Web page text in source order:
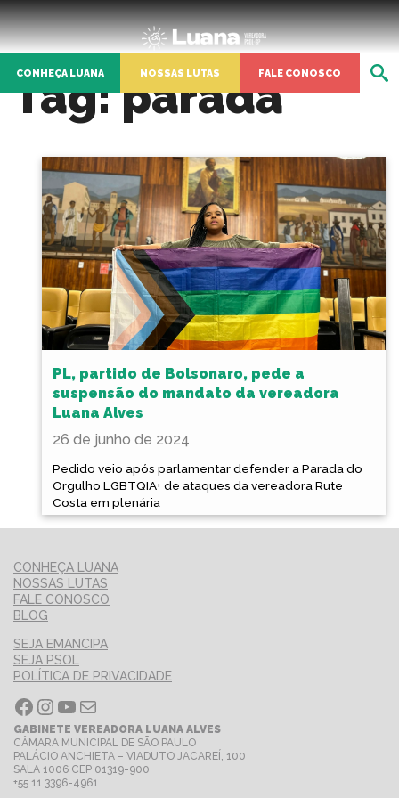
CONHEÇA LUANA NOSSAS LUTAS FALE CONOSCO
Tag:parada
PL, partido de Bolsonaro, pede a
suspensão do mandato da vereadora
Luana Alves
26 de junho de 2024
Pedido veio após parlamentar defender a Parada do
Orgulho LGBTQIA+ de ataques da vereadora Rute
Costa em plenária
CONHEÇA LUANA
NOSSAS LUTAS
FALE CONOSCO
BLOG
SEJA EMANCIPA
SEJA PSOL
POLÍTICA DE PRIVACIDADE
Facebook InstagramYoutube E-mail
GABINETE VEREADORA LUANA ALVES
CÂMARA MUNICIPAL DE SÃO PAULO
PALÁCIO ANCHIETA – VIADUTO JACAREÍ, 100
SALA 1006 CEP 01319-900
+55 11 3396-4961